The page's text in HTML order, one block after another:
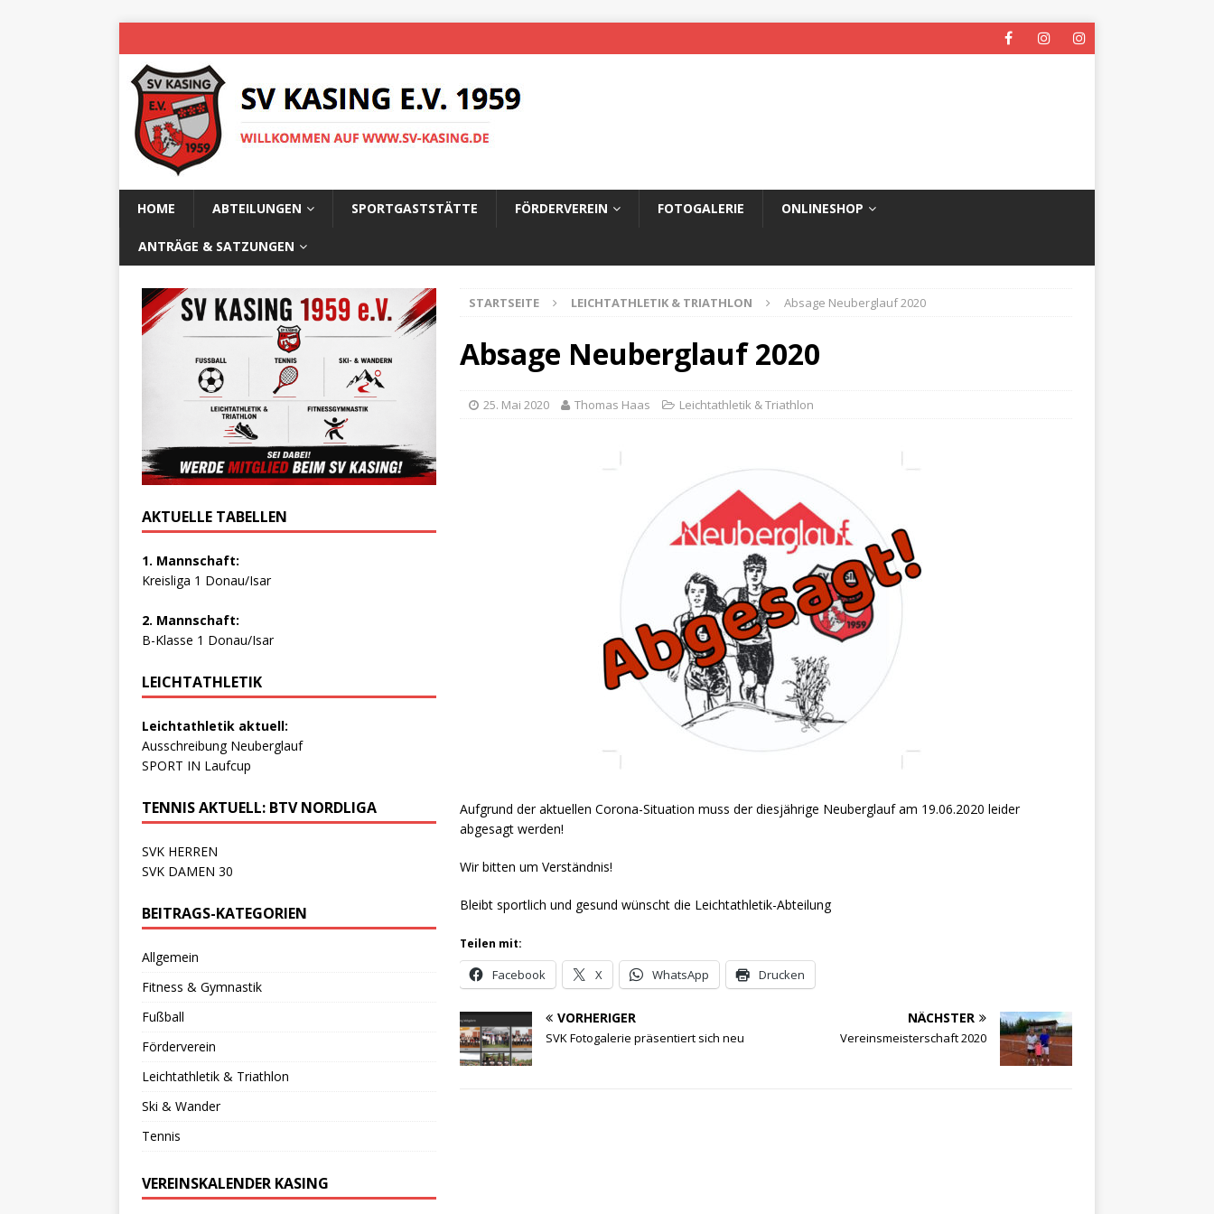
HOME ABTEILUNGEN SPORTGASTSTÄTTE FÖRDERVEREIN FOTOGALERIE ONLINESHOP
ANTRÄGE & SATZUNGEN
STARTSEITE LEICHTATHLETIK & TRIATHLON Absage Neuberglauf 2020
Absage Neuberglauf 2020
25. Mai 2020 Thomas Haas Leichtathletik & Triathlon
Aufgrund der aktuellen Corona-Situation muss der diesjährige Neuberglauf am 19.06.2020 leider
abgesagt werden!
Wir bitten um Verständnis!
Bleibt sportlich und gesund wünscht die Leichtathletik-Abteilung
Teilen mit:
Facebook X WhatsApp Drucken
VORHERIGER
SVK Fotogalerie präsentiert sich neu
NÄCHSTER
Vereinsmeisterschaft 2020
AKTUELLE TABELLEN
1. Mannschaft:
Kreisliga 1 Donau/Isar
2. Mannschaft:
B-Klasse 1 Donau/Isar
LEICHTATHLETIK
Leichtathletik aktuell:
Ausschreibung Neuberglauf
SPORT IN Laufcup
TENNIS AKTUELL: BTV NORDLIGA
SVK HERREN
SVK DAMEN 30
BEITRAGS-KATEGORIEN
Allgemein
Fitness & Gymnastik
Fußball
Förderverein
Leichtathletik & Triathlon
Ski & Wander
Tennis
VEREINSKALENDER KASING